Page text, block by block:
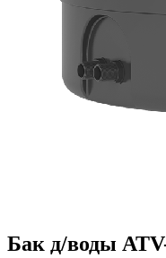
Бак д/воды